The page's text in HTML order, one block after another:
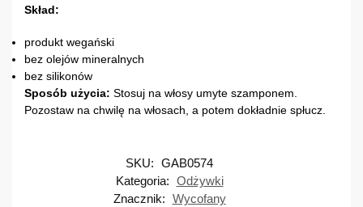
Skład:
produkt wegański
bez olejów mineralnych
bez silikonów
Sposób użycia: Stosuj na włosy umyte szamponem.
Pozostaw na chwilę na włosach, a potem dokładnie spłucz.
SKU: GAB0574
Kategoria: Odżywki
Znacznik: Wycofany